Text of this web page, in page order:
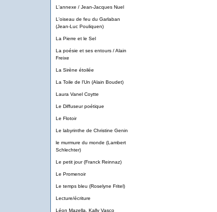
L'annexe / Jean-Jacques Nuel
L'oiseau de feu du Garlaban
(Jean-Luc Pouliquen)
La Pierre et le Sel
La poésie et ses entours / Alain
Freixe
La Sirène étoilée
La Toile de l'Un (Alain Boudet)
Laura Vanel Coytte
Le Diffuseur poétique
Le Flotoir
Le labyrinthe de Christine Genin
le murmure du monde (Lambert
Schlechter)
Le petit jour (Franck Reinnaz)
Le Promenoir
Le temps bleu (Roselyne Fritel)
Lecture/écriture
Léon Mazella, Kally Vasco